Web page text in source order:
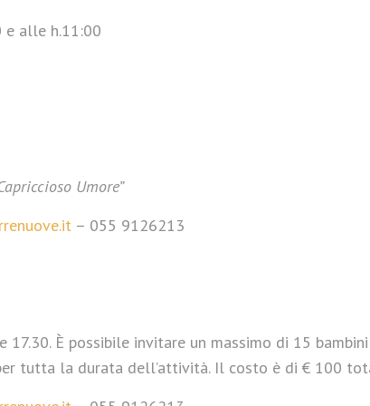
e alle h.11:00
Umore”
– 055 9126213
È possibile invitare un massimo di 15
tutta la durata dell’attività. Il costo è di € 100